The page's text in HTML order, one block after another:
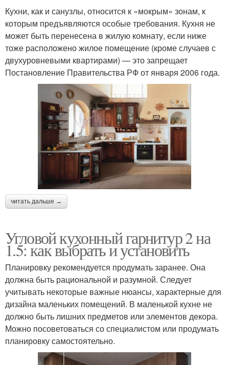
Кухни, как и санузлы, относится к «мокрым» зонам, к
которым предъявляются особые требования. Кухня не
может быть перенесена в жилую комнату, если ниже
тоже расположено жилое помещение (кроме случаев с
двухуровневыми квартирами) — это запрещает
Постановление Правительства РФ от января 2006 года.
читать дальше →
Угловой кухонный гарнитур 2 на
1.5: как выбрать и установить
Планировку рекомендуется продумать заранее. Она
должна быть рациональной и разумной. Следует
учитывать некоторые важные нюансы, характерные для
дизайна маленьких помещений. В маленькой кухне не
должно быть лишних предметов или элементов декора.
Можно посоветоваться со специалистом или продумать
планировку самостоятельно.